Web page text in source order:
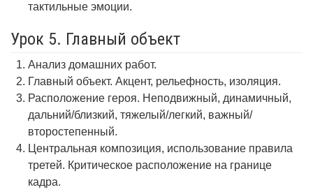
тактильные эмоции.
Урок 5. Главный объект
Анализ домашних работ.
Главный объект. Акцент, рельефность, изоляция.
Расположение героя. Неподвижный, динамичный,
дальний/близкий, тяжелый/легкий, важный/
второстепенный.
Центральная композиция, использование правила
третей. Критическое расположение на границе
кадра.